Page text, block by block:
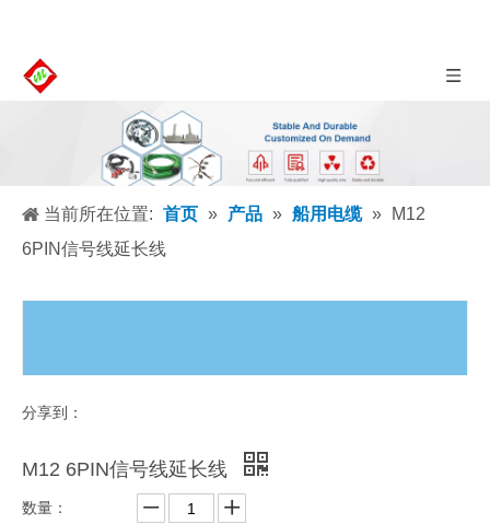
当前所在位置: 首页 » 产品 » 船用电缆 »
M12
6PIN信号线延长线
分享到：
M12 6PIN信号线延长线
数量：